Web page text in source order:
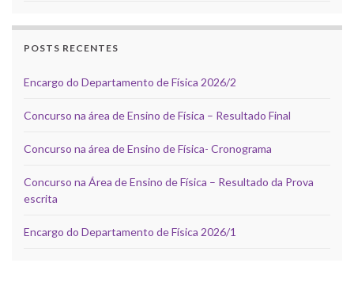
POSTS RECENTES
Encargo do Departamento de Física 2026/2
Concurso na área de Ensino de Física – Resultado Final
Concurso na área de Ensino de Física- Cronograma
Concurso na Área de Ensino de Física – Resultado da Prova
escrita
Encargo do Departamento de Física 2026/1